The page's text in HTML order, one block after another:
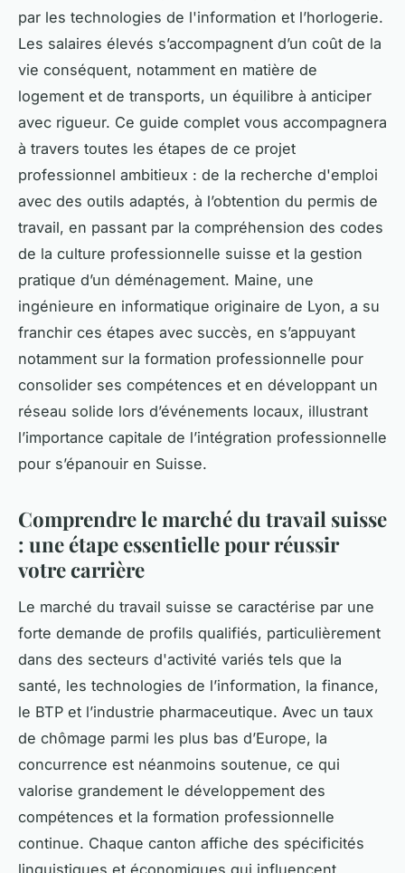
par les technologies de l'information et l’horlogerie.
Les salaires élevés s’accompagnent d’un coût de la
vie conséquent, notamment en matière de
logement et de transports, un équilibre à anticiper
avec rigueur. Ce guide complet vous accompagnera
à travers toutes les étapes de ce projet
professionnel ambitieux : de la recherche d'emploi
avec des outils adaptés, à l’obtention du permis de
travail, en passant par la compréhension des codes
de la culture professionnelle suisse et la gestion
pratique d’un déménagement. Maine, une
ingénieure en informatique originaire de Lyon, a su
franchir ces étapes avec succès, en s’appuyant
notamment sur la formation professionnelle pour
consolider ses compétences et en développant un
réseau solide lors d’événements locaux, illustrant
l’importance capitale de l’intégration professionnelle
pour s’épanouir en Suisse.
Comprendre le marché du travail suisse
: une étape essentielle pour réussir
votre carrière
Le marché du travail suisse se caractérise par une
forte demande de profils qualifiés, particulièrement
dans des secteurs d'activité variés tels que la
santé, les technologies de l’information, la finance,
le BTP et l’industrie pharmaceutique. Avec un taux
de chômage parmi les plus bas d’Europe, la
concurrence est néanmoins soutenue, ce qui
valorise grandement le développement des
compétences et la formation professionnelle
continue. Chaque canton affiche des spécificités
linguistiques et économiques qui influencent